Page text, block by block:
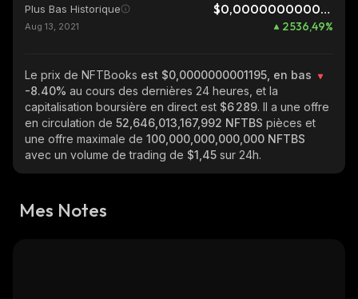
Plus Bas Historique $0,0000000000045
Aug 13, 2021 2 536,49%
Le prix de NFTBooks est $0,0000000001195, en bas
-8.40% au cours des dernières 24 heures, et la
capitalisation boursière en direct est $6 289. Il a une offre
en circulation de 52,646,013,167,992 NFTBS pièces et
une offre maximale de 100,000,000,000,000 NFTBS
avec un volume de trading de $1,45 sur 24h.
Mes Notes